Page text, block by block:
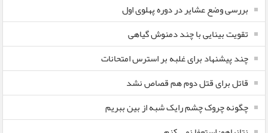
بررسی وضع عشایر در دوره پهلوی اول
تقویت بینایی با چند دمنوش گیاهی
چند پیشنهاد برای غلبه بر استرس امتحانات
قاتل برای قتل دوم هم قصاص نشد
چگونه چروک چشم رایک شبه از بین ببریم